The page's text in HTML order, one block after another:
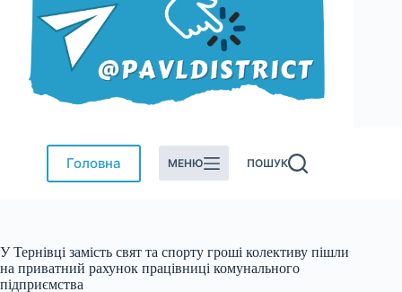
Головна МЕНЮ ПОШУК
У Тернівці замість свят та спорту гроші колективу пішли
на приватний рахунок працівниці комунального
підприємства